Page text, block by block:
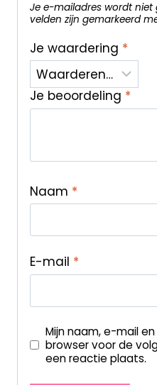
Je e-mailadres wordt niet
velden zijn gemarkeerd
Je waardering *
Je beoordeling *
Naam *
E-mail *
Mijn naam, e-mail
browser voor de
een reactie plaats.